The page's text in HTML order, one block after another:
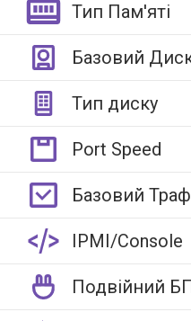
Тип Пам'яті
Базовий
Тип диску
Port Speed
Базовий
IPMI/Console
Подвійний